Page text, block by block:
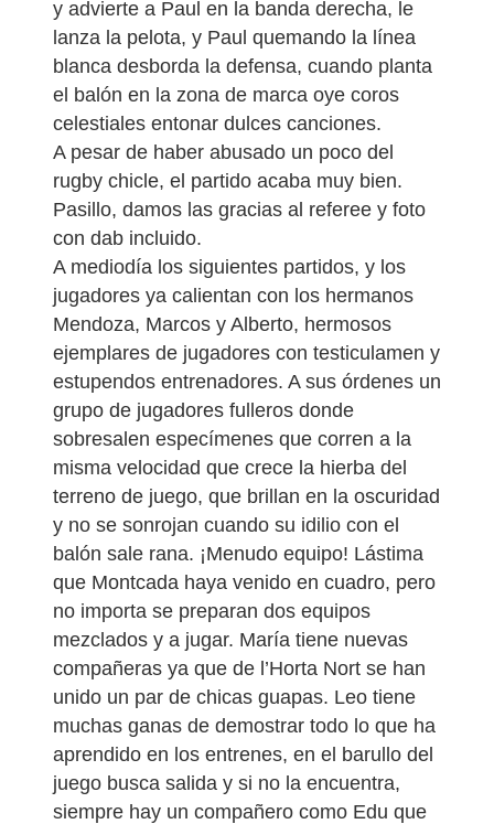
y advierte a Paul en la banda derecha, le
lanza la pelota, y Paul quemando la línea
blanca desborda la defensa, cuando planta
el balón en la zona de marca oye coros
celestiales entonar dulces canciones.
A pesar de haber abusado un poco del
rugby chicle, el partido acaba muy bien.
Pasillo, damos las gracias al referee y foto
con dab incluido.
A mediodía los siguientes partidos, y los
jugadores ya calientan con los hermanos
Mendoza, Marcos y Alberto, hermosos
ejemplares de jugadores con testiculamen y
estupendos entrenadores. A sus órdenes un
grupo de jugadores fulleros donde
sobresalen especímenes que corren a la
misma velocidad que crece la hierba del
terreno de juego, que brillan en la oscuridad
y no se sonrojan cuando su idilio con el
balón sale rana. ¡Menudo equipo! Lástima
que Montcada haya venido en cuadro, pero
no importa se preparan dos equipos
mezclados y a jugar. María tiene nuevas
compañeras ya que de l’Horta Nort se han
unido un par de chicas guapas. Leo tiene
muchas ganas de demostrar todo lo que ha
aprendido en los entrenes, en el barullo del
juego busca salida y si no la encuentra,
siempre hay un compañero como Edu que